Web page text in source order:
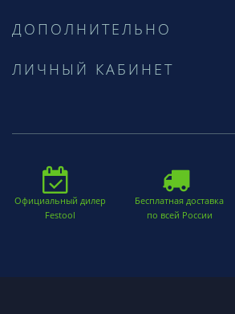
ДОПОЛНИТЕЛЬНО
ЛИЧНЫЙ КАБИНЕТ
Официальный дилер
Festool
Бесплатная доставка
по всей России